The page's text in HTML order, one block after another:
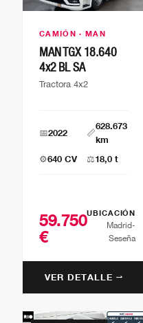
CAMIÓN · MAN
MAN TGX 18.640
4x2 BL SA
Tractora 4x2
📅2022 📏
628.673
km
⚙️640 CV ⚖️18,0 t
59.750
€
UBICACIÓN
Madrid-
Seseña
VER DETALLE →